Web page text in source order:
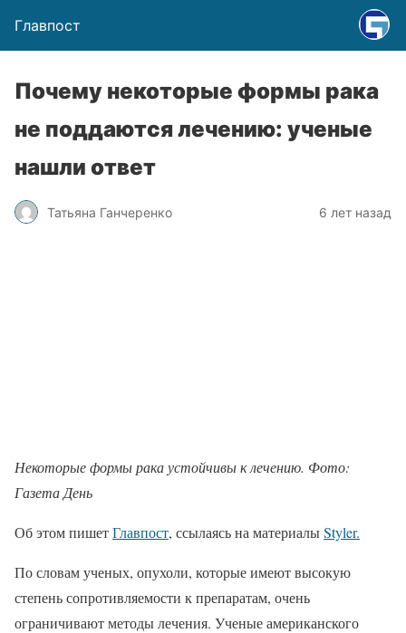
Главпост
Почему некоторые формы рака
не поддаются лечению: ученые
нашли ответ
Татьяна Ганчеренко 6 лет назад
Некоторые формы рака устойчивы к лечению. Фото:
Газета День
Об этом пишетГлавпост, ссылаясь на материалыStyler.
По словам ученых, опухоли, которые имеют высокую
степень сопротивляемости к препаратам, очень
ограничивают методы лечения. Ученые американского